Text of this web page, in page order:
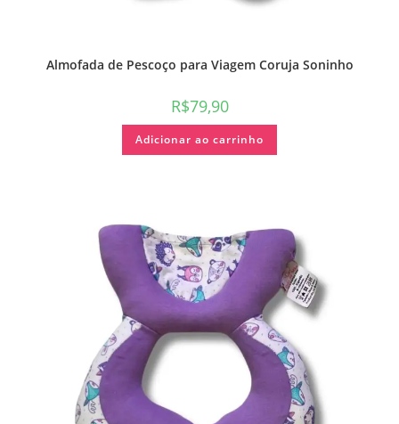
Almofada de Pescoço para Viagem Coruja Soninho
R$79,90
Adicionar ao carrinho